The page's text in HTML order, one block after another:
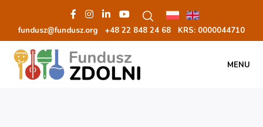
fundusz@fundusz.org +48 22 848 24 68 KRS: 0000044710
MENU